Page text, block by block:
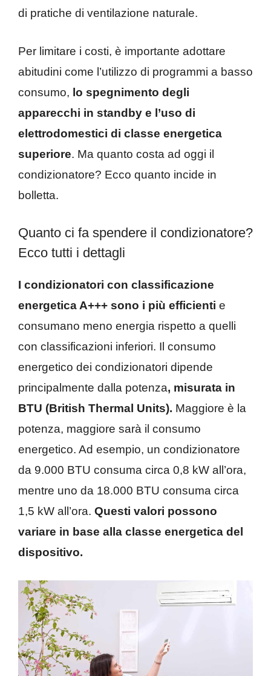
di pratiche di ventilazione naturale.
Per limitare i costi, è importante adottare
abitudini come l’utilizzo di programmi a basso
consumo, lo spegnimento degli
apparecchi in standby e l’uso di
elettrodomestici di classe energetica
superiore. Ma quanto costa ad oggi il
condizionatore? Ecco quanto incide in
bolletta.
Quanto ci fa spendere il condizionatore?
Ecco tutti i dettagli
I condizionatori con classificazione
energetica A+++ sono i più efficienti e
consumano meno energia rispetto a quelli
con classificazioni inferiori. Il consumo
energetico dei condizionatori dipende
principalmente dalla potenza, misurata in
BTU (British Thermal Units). Maggiore è la
potenza, maggiore sarà il consumo
energetico. Ad esempio, un condizionatore
da 9.000 BTU consuma circa 0,8 kW all’ora,
mentre uno da 18.000 BTU consuma circa
1,5 kW all’ora. Questi valori possono
variare in base alla classe energetica del
dispositivo.